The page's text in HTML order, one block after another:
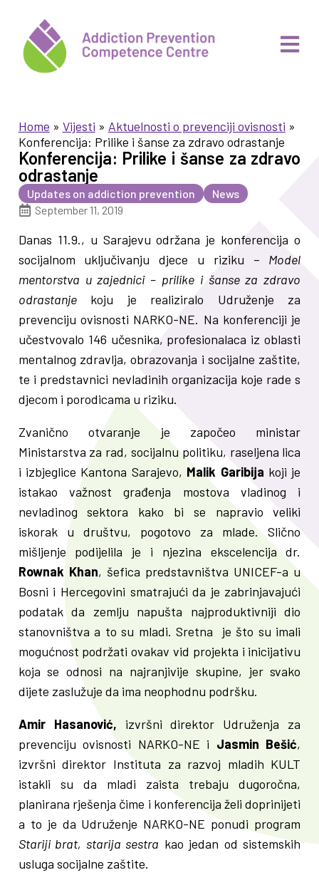
Home » Vijesti » Aktuelnosti o prevenciji ovisnosti »
Konferencija: Prilike i šanse za zdravo odrastanje
Konferencija: Prilike i šanse za zdravo
odrastanje
Updates on addiction prevention
News
September 11, 2019
Danas 11.9., u Sarajevu održana je konferencija o
socijalnom uključivanju djece u riziku – Model
mentorstva u zajednici – prilike i šanse za zdravo
odrastanjekoju je realiziralo Udruženje za
prevenciju ovisnosti NARKO-NE. Na konferenciji je
učestvovalo 146 učesnika, profesionalaca iz oblasti
mentalnog zdravlja, obrazovanja i socijalne zaštite,
te i predstavnici nevladinih organizacija koje rade s
djecom i porodicama u riziku.
Zvanično otvaranje je započeo ministar
Ministarstva za rad, socijalnu politiku, raseljena lica
i izbjeglice Kantona Sarajevo, Malik Garibija koji je
istakao važnost građenja mostova vladinog i
nevladinog sektora kako bi se napravio veliki
iskorak u društvu, pogotovo za mlade. Slično
mišljenje podijelila je i njezina ekscelencija dr.
Rownak Khan, šefica predstavništva UNICEF-a u
Bosni i Hercegovini smatrajući da je zabrinjavajući
podatak da zemlju napušta najproduktivniji dio
stanovništva a to su mladi. Sretna je što su imali
mogućnost podržati ovakav vid projekta i inicijativu
koja se odnosi na najranjivije skupine, jer svako
dijete zaslužuje da ima neophodnu podršku.
Amir Hasanović, izvršni direktor Udruženja za
prevenciju ovisnosti NARKO-NE i Jasmin Bešić,
izvršni direktor Instituta za razvoj mladih KULT
istakli su da mladi zaista trebaju dugoročna,
planirana rješenja čime i konferencija želi doprinijeti
a to je da Udruženje NARKO-NE ponudi program
Stariji brat, starija sestra kao jedan od sistemskih
usluga socijalne zaštite.